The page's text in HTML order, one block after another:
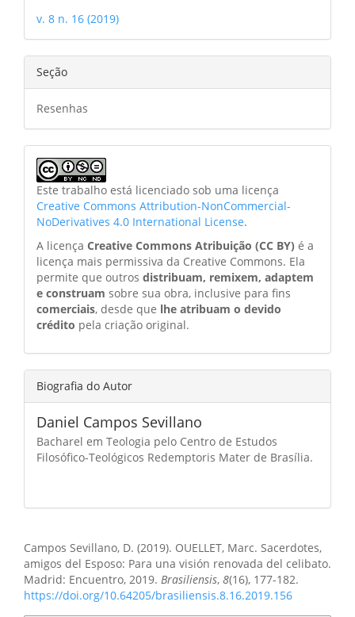
v. 8 n. 16 (2019)
Seção
Resenhas
Este trabalho está licenciado sob uma licença
Creative Commons Attribution-NonCommercial-
NoDerivatives 4.0 International License.
A licença Creative Commons Atribuição (CC BY) é a
licença mais permissiva da Creative Commons. Ela
permite que outros distribuam, remixem, adaptem
e construam sobre sua obra, inclusive para fins
comerciais, desde que lhe atribuam o devido
crédito pela criação original.
Biografia do Autor
Daniel Campos Sevillano
Bacharel em Teologia pelo Centro de Estudos
Filosófico-Teológicos Redemptoris Mater de Brasília.
Campos Sevillano, D. (2019). OUELLET, Marc. Sacerdotes,
amigos del Esposo: Para una visión renovada del celibato.
Madrid: Encuentro, 2019. Brasiliensis, 8(16), 177-182.
https://doi.org/10.64205/brasiliensis.8.16.2019.156